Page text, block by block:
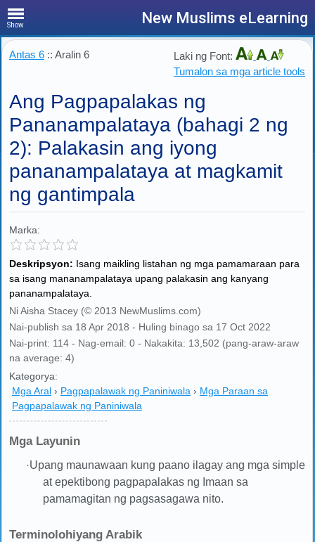
Show New Muslims eLearning
Antas 6 :: Aralin 6
Laki ng Font:
Tumalon sa mga article tools
Ang Pagpapalakas ng
Pananampalataya (bahagi 2 ng
2): Palakasin ang iyong
pananampalataya at magkamit
ng gantimpala
Marka:
Deskripsyon: Isang maikling listahan ng mga pamamaraan para
sa isang mananampalataya upang palakasin ang kanyang
pananampalataya.
Ni Aisha Stacey (© 2013 NewMuslims.com)
Nai-publish sa 18 Apr 2018 - Huling binago sa 17 Oct 2022
Nai-print: 114 - Nag-email: 0 - Nakakita: 13,502 (pang-araw-araw
na average: 4)
Kategorya:
Mga Aral › Pagpapalawak ng Paniniwala › Mga Paraan sa
Pagpapalawak ng Paniniwala
Mga Layunin
·Upang maunawaan kung paano ilagay ang mga simple
at epektibong pagpapalakas ng Imaan sa
pamamagitan ng pagsasagawa nito.
Terminolohiyang Arabik